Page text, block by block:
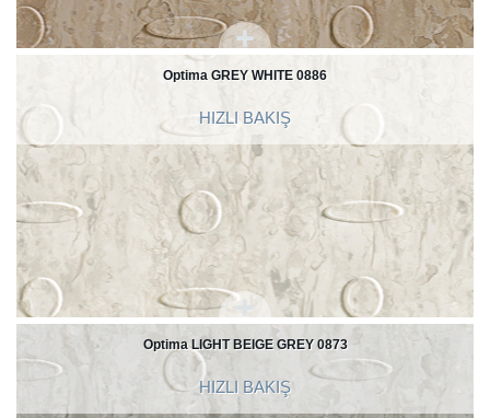
Optima GREY WHITE 0886
HIZLI BAKIŞ
Optima LIGHT BEIGE GREY 0873
HIZLI BAKIŞ